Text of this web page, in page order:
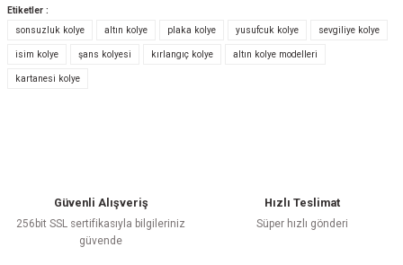
Bu ürüne ilk yorumu siz yapın!
Etiketler :
sonsuzluk kolye
altın kolye plaka kolye yusufcuk kolye sevgiliye kolye
isim kolye şans kolyesi kırlangıç kolye altın kolye modelleri
kartanesi kolye
Güvenli Alışveriş
256bit SSL sertifikasıyla bilgileriniz
güvende
Hızlı Teslimat
Süper hızlı gönderi